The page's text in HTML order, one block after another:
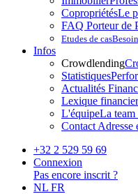
CopropriétésLe
FAQ Porteur de
Etudes de cas
Infos
Crowdlending
Statistiques
Actualités
Lexique financier
L'équipeLa team
Contact Adresse
+32 2 529 59 69
Connexion
Pas encore inscrit ?
NL FR